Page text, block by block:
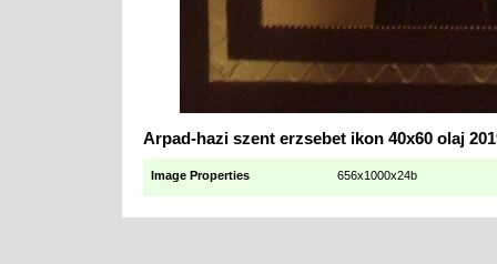
Arpad-hazi szent erzsebet ikon 40x60 olaj
Image Properties 656x1000x24b